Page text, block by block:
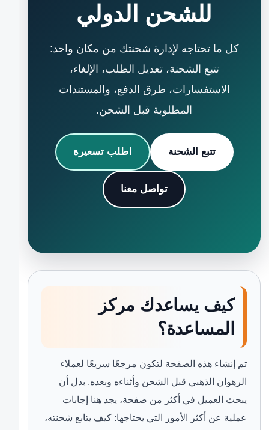
للشحن الدولي
كل ما تحتاجه لإدارة شحنتك من مكان واحد:
تتبع الشحنة، تعديل الطلب، الإلغاء،
الاستفسارات، طرق الدفع، والمستندات
المطلوبة قبل الشحن.
تتبع الشحنة اطلب تسعيرة
تواصل معنا
كيف يساعدك مركز
المساعدة؟
تم إنشاء هذه الصفحة لتكون مرجعًا سريعًا لعملاء
الرهوان الذهبي قبل الشحن وأثناءه وبعده. بدل أن
يبحث العميل في أكثر من صفحة، يجد هنا إجابات
عملية عن أكثر الأمور التي يحتاجها: كيف يتابع شحنته،